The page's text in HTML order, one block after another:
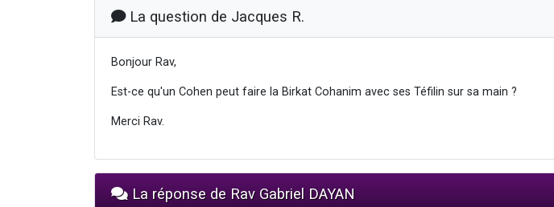
La question de Jacques R.
Bonjour Rav,
Est-ce qu'un Cohen peut faire la Birkat Cohanim avec ses Téfilin sur sa main ?
Merci Rav.
La réponse de Rav Gabriel DAYAN